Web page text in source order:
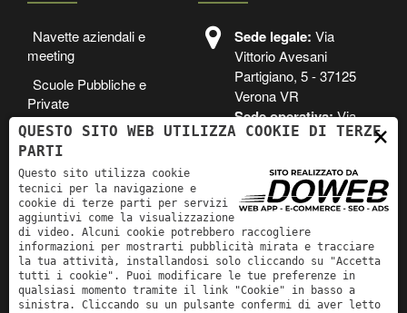
Navette aziendali e
meeting
Scuole Pubbliche e
Private
Transfer Aeroportuali
Sede legale: Via
Vittorio Avesani
Partigiano, 5 - 37125
Verona VR
Sede operativa:Via
dei Cavaleri 9,
Sona, VR
+39 3488525305
prenotazioni.olib
oni@gmail.com
×
QUESTO SITO WEB UTILIZZA COOKIE DI TERZE
PARTI
Questo sito utilizza cookie
tecnici per la navigazione e
cookie di terze parti per servizi
aggiuntivi come la visualizzazione
di video. Alcuni cookie potrebbero raccogliere
informazioni per mostrarti pubblicità mirata e tracciare
la tua attività, installandosi solo cliccando su "Accetta
tutti i cookie". Puoi modificare le tue preferenze in
qualsiasi momento tramite il link "Cookie" in basso a
sinistra. Cliccando su un pulsante confermi di aver letto